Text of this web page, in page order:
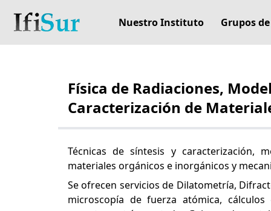
Nuestro Instituto Grupos
Física de Radiaciones,
Caracterización de
Técnicas de síntesis y caracterización,
materiales orgánicos e inorgánicos y
Se ofrecen servicios de Dilatometría,
microscopía de fuerza atómica, cálculos